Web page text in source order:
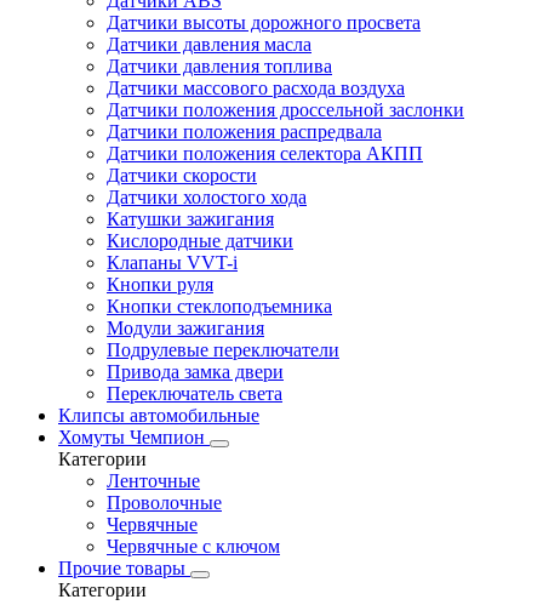
Датчики высоты дорожного просвета
Датчики давления масла
Датчики давления топлива
Датчики массового расхода воздуха
Датчики положения дроссельной заслонки
Датчики положения распредвала
Датчики положения селектора АКПП
Датчики скорости
Датчики холостого хода
Катушки зажигания
Кислородные датчики
Клапаны VVT-i
Кнопки руля
Кнопки стеклоподъемника
Модули зажигания
Подрулевые переключатели
Привода замка двери
Переключатель света
Клипсы автомобильные
Хомуты Чемпион
Категории
Ленточные
Проволочные
Червячные
Червячные с ключом
Прочие товары
Категории